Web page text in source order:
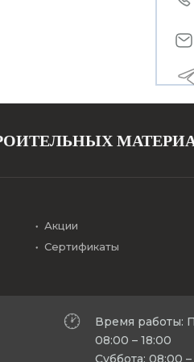
Акции
Сертификаты
Время работы:
08:00 – 18:00
Суббота: 08:00 –